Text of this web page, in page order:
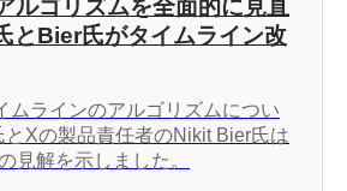
ルゴリズムを全面的に見直
Bier氏がタイムライン改
ムラインのアルゴリズムについ
とXの製品責任者のNikit Bier氏は
見解を示しました。